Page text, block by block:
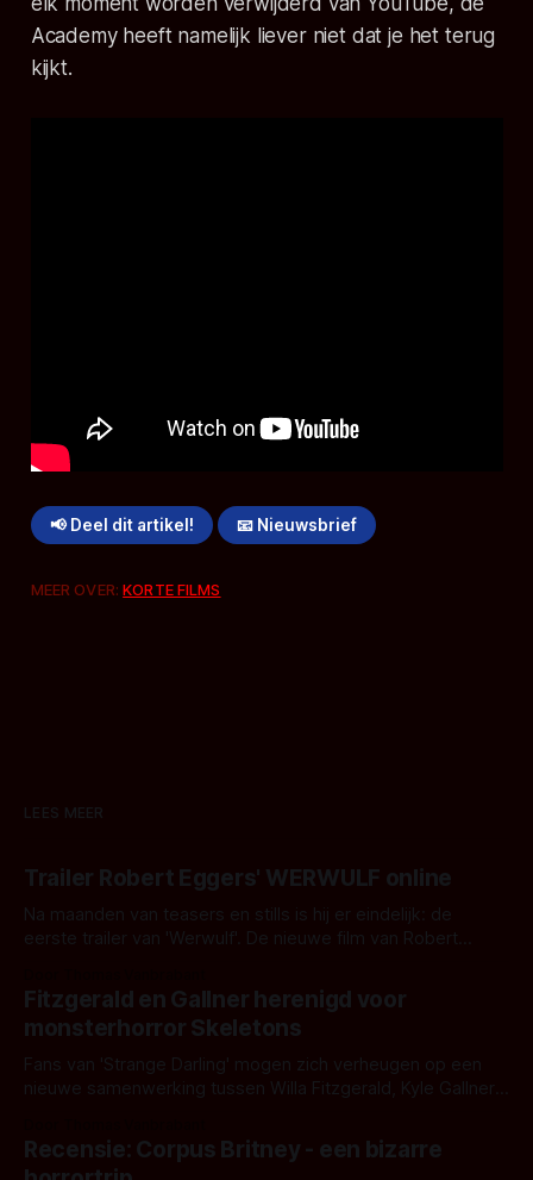
Academy heeft namelijk liever niet dat je het terug
kijkt.
📢 Deel dit artikel! 📧 Nieuwsbrief
MEER OVER:KORTE FILMS
LEES MEER
Trailer Robert Eggers' WERWULF online
Na maanden van teasers en stills is hij er eindelijk: de
eerste trailer van 'Werwulf'. De nieuwe film van Robert
kille stijl vol folklore en mythe. Het topic deze keer is (kon
het het al raden?)... de weerwolf. Kijk je mee?
Fitzgerald en Gallner herenigd voor
monsterhorror Skeletons
Fans van 'Strange Darling' mogen zich verheugen op een
nieuwe samenwerking tussen Willa Fitzgerald, Kyle Gallner
'Skeletons', een nieuwe creature feature waarvoor de
opnames zijn gestart in Australië.
Recensie: Corpus Britney - een bizarre